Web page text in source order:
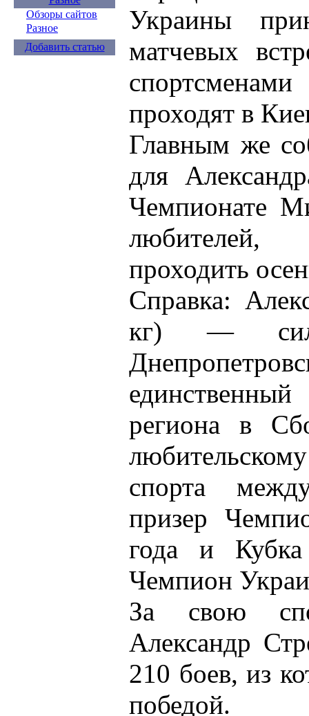
Обзоры сайтов
Разное
Добавить статью
Украины
матчевых
проходят в
Главным же
для
Чемпионате
проходить
Справка:
кг) —
региона в
спорта
призер
года и
Чемпион
За свою
Александр
210 боев, из
победой.